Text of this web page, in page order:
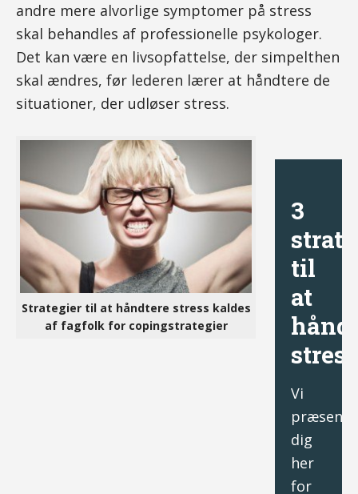
andre mere alvorlige symptomer på stress
skal behandles af professionelle psykologer.
Det kan være en livsopfattelse, der simpelthen
skal ændres, før lederen lærer at håndtere de
situationer, der udløser stress.
Strategier til at håndtere stress kaldes
af fagfolk for copingstrategier
3
til
at
stress
Vi
dig
her
for